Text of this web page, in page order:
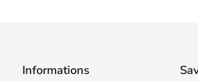
Informations